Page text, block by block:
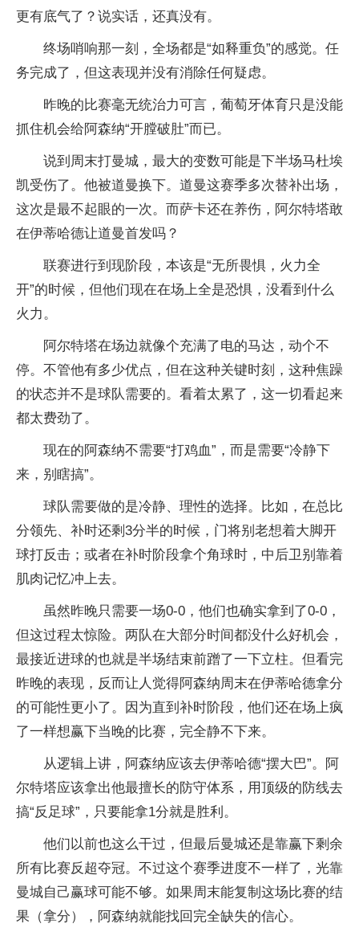
更有底气了？说实话，还真没有。
终场哨响那一刻，全场都是“如释重负”的感觉。任
务完成了，但这表现并没有消除任何疑虑。
昨晚的比赛毫无统治力可言，葡萄牙体育只是没能
抓住机会给阿森纳“开膛破肚”而已。
说到周末打曼城，最大的变数可能是下半场马杜埃
凯受伤了。他被道曼换下。道曼这赛季多次替补出场，
这次是最不起眼的一次。而萨卡还在养伤，阿尔特塔敢
在伊蒂哈德让道曼首发吗？
联赛进行到现阶段，本该是“无所畏惧，火力全
开”的时候，但他们现在在场上全是恐惧，没看到什么
火力。
阿尔特塔在场边就像个充满了电的马达，动个不
停。不管他有多少优点，但在这种关键时刻，这种焦躁
的状态并不是球队需要的。看着太累了，这一切看起来
都太费劲了。
现在的阿森纳不需要“打鸡血”，而是需要“冷静下
来，别瞎搞”。
球队需要做的是冷静、理性的选择。比如，在总比
分领先、补时还剩3分半的时候，门将别老想着大脚开
球打反击；或者在补时阶段拿个角球时，中后卫别靠着
肌肉记忆冲上去。
虽然昨晚只需要一场0-0，他们也确实拿到了0-0，
但这过程太惊险。两队在大部分时间都没什么好机会，
最接近进球的也就是半场结束前蹭了一下立柱。但看完
昨晚的表现，反而让人觉得阿森纳周末在伊蒂哈德拿分
的可能性更小了。因为直到补时阶段，他们还在场上疯
了一样想赢下当晚的比赛，完全静不下来。
从逻辑上讲，阿森纳应该去伊蒂哈德“摆大巴”。阿
尔特塔应该拿出他最擅长的防守体系，用顶级的防线去
搞“反足球”，只要能拿1分就是胜利。
他们以前也这么干过，但最后曼城还是靠赢下剩余
所有比赛反超夺冠。不过这个赛季进度不一样了，光靠
曼城自己赢球可能不够。如果周末能复制这场比赛的结
果（拿分），阿森纳就能找回完全缺失的信心。